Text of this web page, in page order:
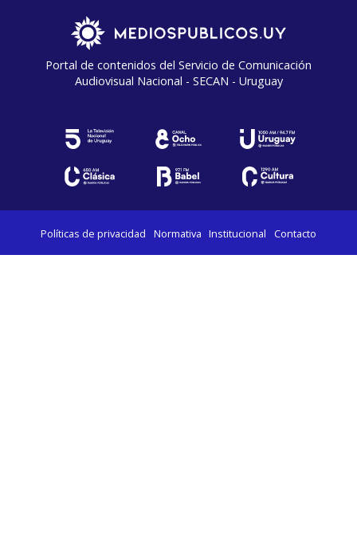
Portal de contenidos del Servicio de Comunicación
Audiovisual Nacional - SECAN - Uruguay
Políticas de privacidad Normativa Institucional Contacto